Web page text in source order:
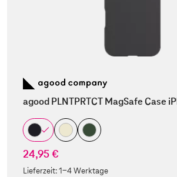
agood PLNTPRTCT MagSafe Case
24,95 €
Lieferzeit:1-4 Werktage